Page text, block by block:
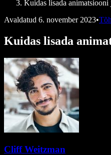
Kuidas lisada animatsiooni
Avaldatud 6. november 2023•
Kuidas lisada
Cliff Weitzman